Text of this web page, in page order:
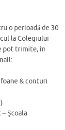
o perioadă de 30
la Colegiului
pot trimite, în
& conturi
Şcoala